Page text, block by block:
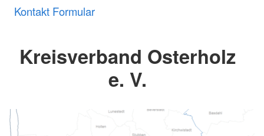
Kontakt Formular
Kreisverband Osterholz
e. V.